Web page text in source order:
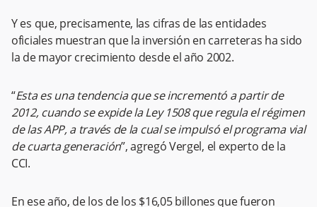
Y es que, precisamente, las cifras de las entidades
oficiales muestran que la inversión en carreteras ha sido
la de mayor crecimiento desde el año 2002.
“Esta es una tendencia que se incrementó a partir de
2012, cuando se expide la Ley 1508 que regula el régimen
de las APP, a través de la cual se impulsó el programa vial
de cuarta generación”, agregó Vergel, el experto de la
CCI.
En ese año, de los de los $16,05 billones que fueron